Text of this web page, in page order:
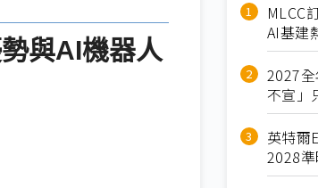
與AI機器人
MLCC
AI基建
2027
不宣」
英特爾
2028